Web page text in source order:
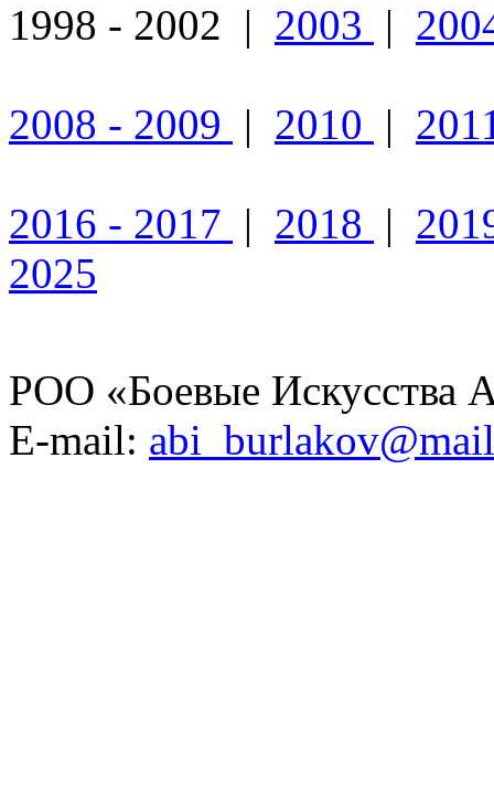
1998 - 2002 | 2003 |
2008 - 2009 | 2010 |
2016 - 2017 | 2018 |
2025
РОО «Боевые Искусства
E-mail: